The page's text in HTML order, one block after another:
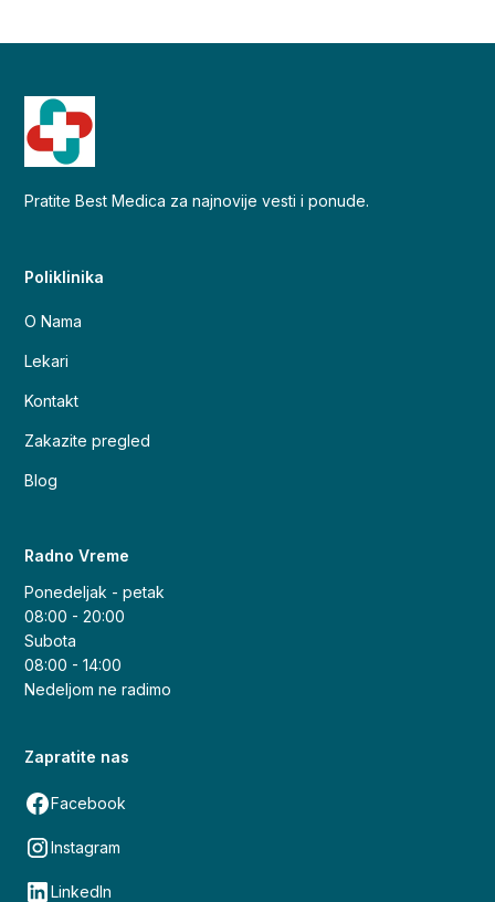
Pratite Best Medica za najnovije vesti i ponude.
Poliklinika
O Nama
Lekari
Kontakt
Zakazite pregled
Blog
Radno Vreme
Ponedeljak - petak
08:00 - 20:00
Subota
08:00 - 14:00
Nedeljom ne radimo
Zapratite nas
Facebook
Instagram
LinkedIn